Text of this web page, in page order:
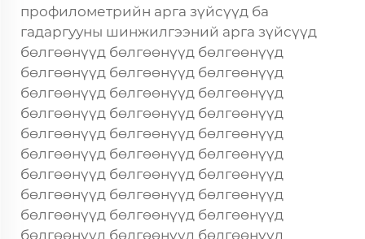
профилометрийн арга зүйсүүд ба
гадаргууны шинжилгээний арга зүйсүүд
бөлгөөнүүд бөлгөөнүүд бөлгөөнүүд
бөлгөөнүүд бөлгөөнүүд бөлгөөнүүд
бөлгөөнүүд бөлгөөнүүд бөлгөөнүүд
бөлгөөнүүд бөлгөөнүүд бөлгөөнүүд
бөлгөөнүүд бөлгөөнүүд бөлгөөнүүд
бөлгөөнүүд бөлгөөнүүд бөлгөөнүүд
бөлгөөнүүд бөлгөөнүүд бөлгөөнүүд
бөлгөөнүүд бөлгөөнүүд бөлгөөнүүд
бөлгөөнүүд бөлгөөнүүд бөлгөөнүүд
бөлгөөнүүд бөлгөөнүүд бөлгөөнүүд